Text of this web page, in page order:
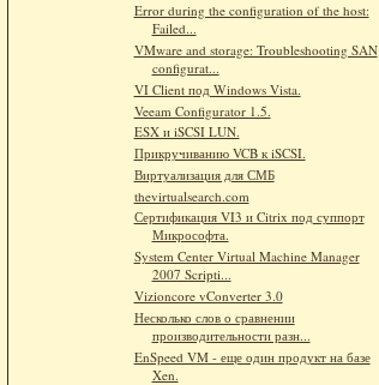
Error during the configuration of the host:
Failed...
VMware and storage: Troubleshooting SAN
configurat...
VI Client под Windows Vista.
Veeam Configurator 1.5.
ESX и iSCSI LUN.
Прикручиванию VCB к iSCSI.
Виртуализация для СМБ
thevirtualsearch.com
Сертификация VI3 и Citrix под суппорт
Микрософта.
System Center Virtual Machine Manager
2007 Scripti...
Vizioncore vConverter 3.0
Несколько слов о сравнении
производительности разн...
EnSpeed VM - еще один продукт на базе
Xen.